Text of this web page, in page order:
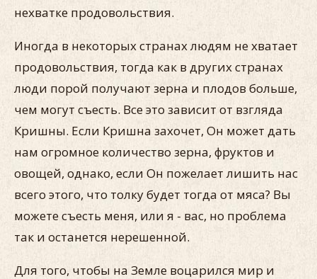
нехватке продовольствия.
Иногда в некоторых странах людям не хватает
продовольствия, тогда как в других странах
люди порой получают зерна и плодов больше,
чем могут съесть. Все это зависит от взгляда
Кришны. Если Кришна захочет, Он может дать
нам огромное количество зерна, фруктов и
овощей, однако, если Он пожелает лишить нас
всего этого, что толку будет тогда от мяса? Вы
можете съесть меня, или я - вас, но проблема
так и останется нерешенной.
Для того, чтобы на Земле воцарился мир и